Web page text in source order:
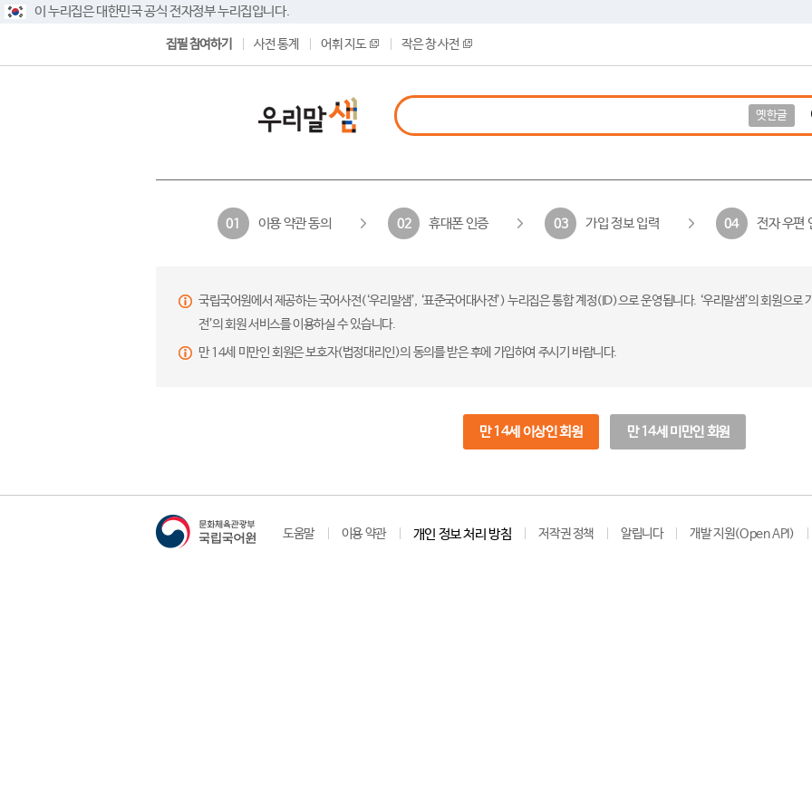
이 누리집은 대한민국 공식 전자정부 누리집입니다.
집필 참여하기 사전 통계 어휘 지도 작은 창 사전
옛한글
01 이용 약관 동의 02 휴대폰 인증 03 가입 정보 입력 04 전자 우편
국립국어원에서 제공하는 국어사전(‘우리말샘’, ‘표준국어대사전’) 누리집은 통합 계정(ID)으로 운영됩니다. ‘우리말샘’의 회원으
전’의 회원 서비스를 이용하실 수 있습니다.
만 14세 미만인 회원은 보호자(법정대리인)의 동의를 받은 후에 가입하여 주시기 바랍니다.
만 14세 이상인 회원 만 14세 미만인 회원
도움말 이용 약관 개인 정보 처리 방침 저작권 정책 알립니다 개발 지원(Open API)